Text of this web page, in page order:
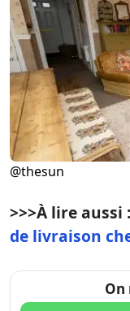
@thesun
>>>À lire aussi :
de livraison
On